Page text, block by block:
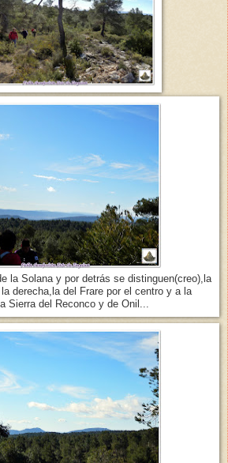
la Solana y por detrás se distinguen(creo),la
derecha,la del Frare por el centro y a la
Sierra del Reconco y de Onil...